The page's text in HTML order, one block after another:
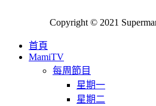
Copyright © 2021
首頁
MamiTV
每周節目
星期一
星期二